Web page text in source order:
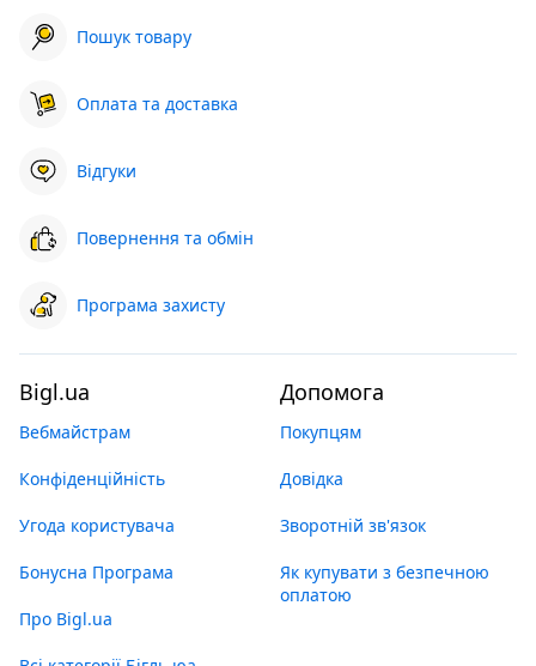
Пошук товару
Оплата та доставка
Відгуки
Повернення та обмін
Програма захисту
Bigl.ua
Вебмайстрам
Конфіденційність
Угода користувача
Бонусна Програма
Про Bigl.ua
Допомога
Покупцям
Довідка
Зворотній зв'язок
Як купувати з безпечною
оплатою